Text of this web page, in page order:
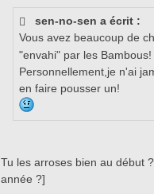
sen-no-sen a écrit :
Vous avez beaucoup de
"envahi" par les Bambous!
Personnellement,je n'ai
en faire pousser un!
Tu les arroses bien au début
année ?]